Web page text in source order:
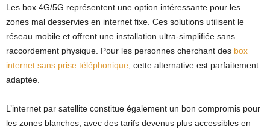
Les box 4G/5G représentent une option intéressante pour les
zones mal desservies en internet fixe. Ces solutions utilisent le
réseau mobile et offrent une installation ultra-simplifiée sans
raccordement physique. Pour les personnes cherchant des box
internet sans prise téléphonique, cette alternative est parfaitement
adaptée.
L’internet par satellite constitue également un bon compromis pour
les zones blanches, avec des tarifs devenus plus accessibles en